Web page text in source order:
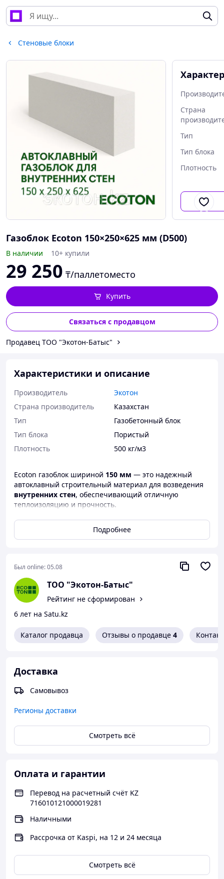
Стеновые блоки
Страна
Тип
Тип блока
Плотность
Газоблок Ecoton 150×250×625 мм (D500)
В наличии 10+ купили
29 250 ₸/паллетоместо
Купить
Связаться с продавцом
Продавец ТОО "Экотон-Батыс"
Характеристики и описание
Производитель
Экотон
Страна производитель
Казахстан
Тип
Газобетонный блок
Тип блока
Пористый
Плотность
500 кг/м3
Ecoton газоблок шириной 150 мм — это надежный
автоклавный строительный материал для возведения
внутренних стен, обеспечивающий отличную
теплоизоляцию и прочность.
таунхаусов и коммерческих зданий.
· Размер:150×250×625 мм
Плотность:D500
· Прочность: М25–М35
· Теплопроводность:
Огнестойкость: до 4 часов
· Тип кладки:
✅ Преимущества:
· 🔥 Отличная теплоизоляция
Хорошая звукоизоляция
· 🌿 Экологичность— из натурального сырья
· 🧰Удобство в работе— легко пилится, сверлится,
обрабатывается
· 📦 Идеальная геометрия
Наружные несущие стены
Подробнее
Был online:05.08
ТОО "Экотон-Батыс"
Рейтинг не сформирован
6 лет на Satu.kz
Каталог продавца Отзывы о продавце 4
Доставка
Самовывоз
Регионы доставки
Смотреть всё
Оплата и гарантии
Перевод на расчетный счёт KZ
716010121000019281
Наличными
Рассрочка от Kaspi, на 12 и 24 месяца
Смотреть всё